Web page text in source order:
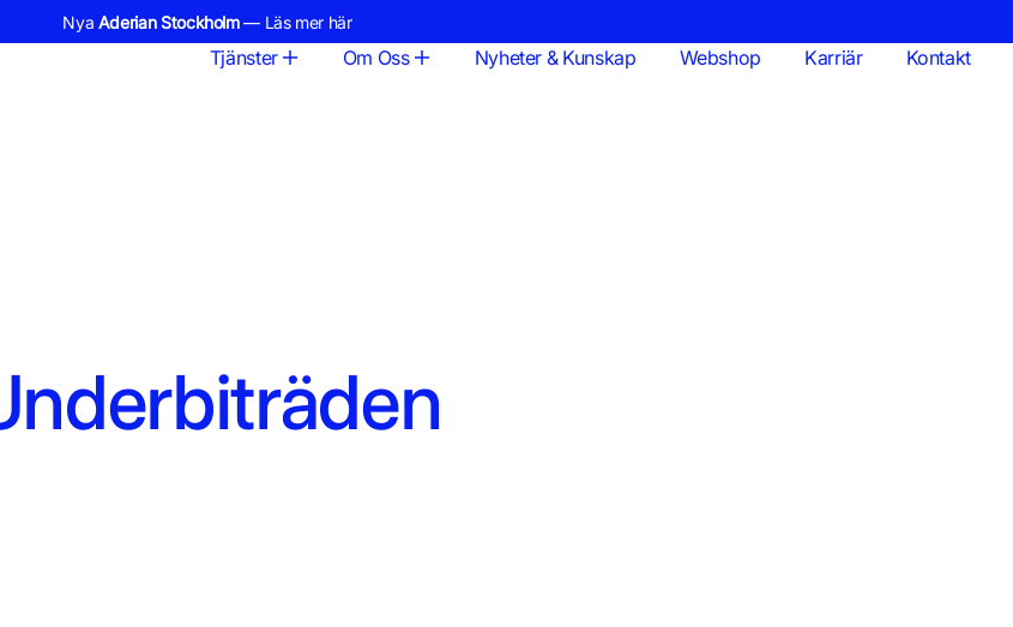
Nya Aderian Stockholm— Läs mer här
Tjänster Om Oss Nyheter & Kunskap Webshop Karriär Kontakt